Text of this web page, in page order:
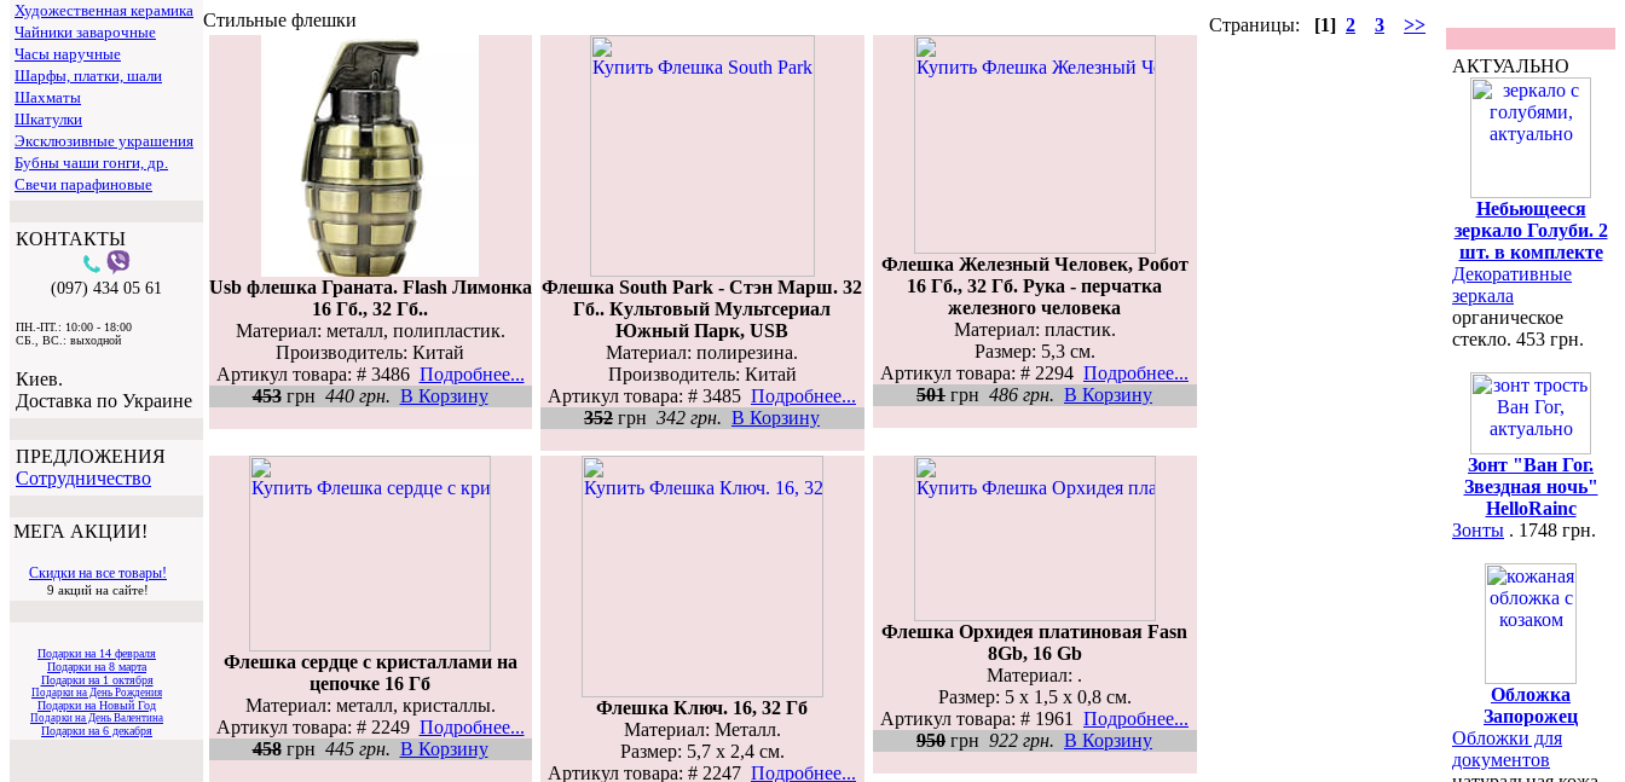
Художественная керамика
Чайники заварочные
Часы наручные
Шарфы, платки, шали
Шахматы
Шкатулки
Эксклюзивные украшения
Бубны чаши гонги, др.
Свечи парафиновые
КОНТАКТЫ
(097) 434 05 61
ПН.-ПТ.: 10:00 - 18:00
СБ., ВС.: выходной
Киев.
Доставка по Украине
ПРЕДЛОЖЕНИЯ
Cотрудничество
МЕГА АКЦИИ!
Скидки на все товары!
9 акций на сайте!
Подарки на 14 февраля
Подарки на 8 марта
Подарки на 1 октября
Подарки на День Рождения
Подарки на Новый Год
Подарки на День Валентина
Подарки на 6 декабря
Стильные флешки Страницы: [1] 2 3 >>
Usb флешка Граната. Flash Лимонка
16 Гб., 32 Гб..
Материал: металл, полипластик.
Производитель: Китай
Артикул товара: # 3486 Подробнее...
453грн 440 грн. В Корзину
Флешка South Park - Стэн Марш. 32
Гб.. Культовый Мультсериал
Южный Парк, USB
Материал: полирезина.
Производитель: Китай
Артикул товара: # 3485 Подробнее...
352 грн 342 грн. В Корзину
Флешка Железный Человек, Робот
16 Гб., 32 Гб. Рука - перчатка
железного человека
Материал: пластик.
Размер: 5,3 см.
Артикул товара: # 2294 Подробнее...
501 грн 486 грн. В Корзину
Флешка сердце с кристаллами на
цепочке 16 Гб
Материал: металл, кристаллы.
Артикул товара: # 2249 Подробнее...
458грн 445 грн. В Корзину
Флешка Ключ. 16, 32 Гб
Материал: Металл.
Размер: 5,7 х 2,4 см.
Артикул товара: # 2247 Подробнее...
Флешка Орхидея платиновая Fasn
8Gb, 16 Gb
Материал: .
Размер: 5 x 1,5 x 0,8 см.
Артикул товара: # 1961 Подробнее...
950 грн 922 грн. В Корзину
АКТУАЛЬНО
Небьющееся
зеркало Голуби. 2
шт. в комплекте
Декоративные
зеркала
органическое
стекло. 453 грн.
Зонт "Ван Гог.
Звездная ночь"
HelloRainc
Зонты . 1748 грн.
Обложка
Запорожец
Обложки для
документов